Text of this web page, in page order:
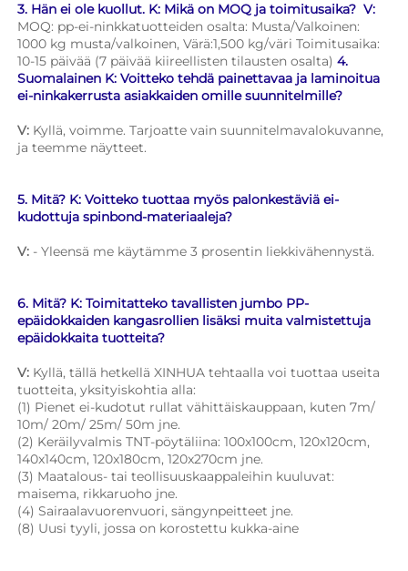
3. Hän ei ole kuollut. K: Mikä on MOQ ja toimitusaika?
MOQ: pp-ei-ninkkatuotteiden osalta: Musta/Valkoinen:
1000 kg musta/valkoinen, Värä:1,500 kg/väri Toimitusaika:
10-15 päivää (7 päivää kiireellisten tilausten osalta) 4.
Suomalainen K: Voitteko tehdä painettavaa ja laminoitua
ei-ninkakerrusta asiakkaiden omille suunnitelmille?
V: Kyllä, voimme. Tarjoatte vain suunnitelmavalokuvanne,
ja teemme näytteet.
5. Mitä? K: Voitteko tuottaa myös palonkestäviä ei-
kudottuja spinbond-materiaaleja?
V: - Yleensä me käytämme 3 prosentin liekkivähennystä.
6. Mitä? K: Toimitatteko tavallisten jumbo PP-
epäidokkaiden kangasrollien lisäksi muita valmistettuja
epäidokkaita tuotteita?
V: Kyllä, tällä hetkellä XINHUA tehtaalla voi tuottaa useita
tuotteita, yksityiskohtia alla:
(1) Pienet ei-kudotut rullat vähittäiskauppaan, kuten 7m/
10m/ 20m/ 25m/ 50m jne.
(2) Keräilyvalmis TNT-pöytäliina: 100x100cm, 120x120cm,
140x140cm, 120x180cm, 120x270cm jne.
(3) Maatalous- tai teollisuuskaappaleihin kuuluvat:
maisema, rikkaruoho jne.
(4) Sairaalavuorenvuori, sängynpeitteet jne.
(8) Uusi tyyli, jossa on korostettu kukka-aine